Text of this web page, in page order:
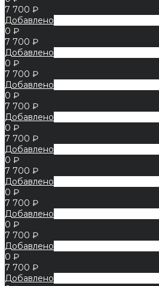
7 700 ₽
Добавлено
0 ₽
7 700 ₽
Добавлено
0 ₽
7 700 ₽
Добавлено
0 ₽
7 700 ₽
Добавлено
0 ₽
7 700 ₽
Добавлено
0 ₽
7 700 ₽
Добавлено
0 ₽
7 700 ₽
Добавлено
0 ₽
7 700 ₽
Добавлено
0 ₽
7 700 ₽
Добавлено